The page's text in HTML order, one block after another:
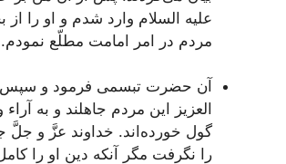
عليه السلام وارد شدم و او را
مردم در امر امامت مطلّع نمودم.
آن حضرت تبسمى فرمود و
العزيز اين مردم جاهلند و به
گول خورده‌اند. خداوند عزَّ و جلَّ
را نگرفت مگر آنكه دين او را